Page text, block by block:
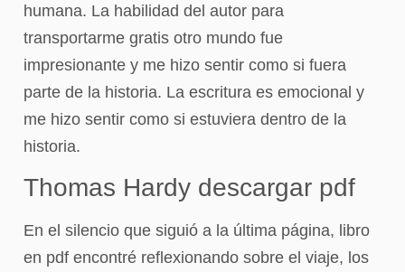
humana. La habilidad del autor para
transportarme gratis otro mundo fue
impresionante y me hizo sentir como si fuera
parte de la historia. La escritura es emocional y
me hizo sentir como si estuviera dentro de la
historia.
Thomas Hardy descargar pdf
En el silencio que siguió a la última página, libro
en pdf encontré reflexionando sobre el viaje, los